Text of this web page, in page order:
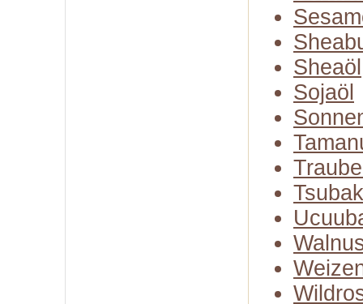
Sheaöl
Sojaöl